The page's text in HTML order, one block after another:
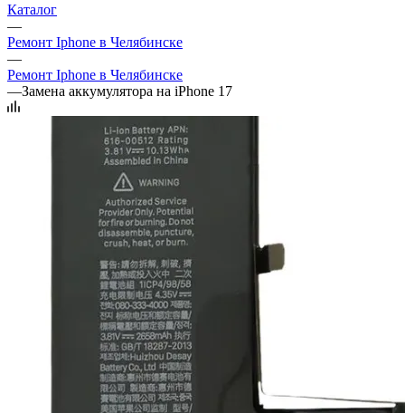
Каталог
—
Ремонт Iphone в Челябинске
—
Ремонт Iphone в Челябинске
—Замена аккумулятора на iPhone 17